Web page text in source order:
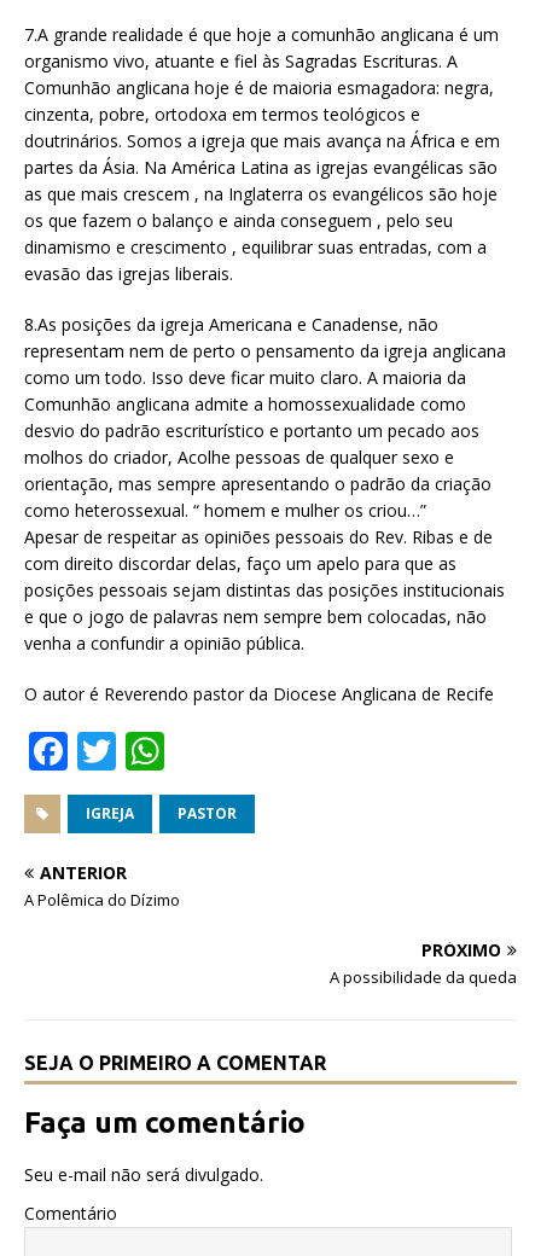
7.A grande realidade é que hoje a comunhão anglicana é um
organismo vivo, atuante e fiel às Sagradas Escrituras. A
Comunhão anglicana hoje é de maioria esmagadora: negra,
cinzenta, pobre, ortodoxa em termos teológicos e
doutrinários. Somos a igreja que mais avança na África e em
partes da Ásia. Na América Latina as igrejas evangélicas são
as que mais crescem , na Inglaterra os evangélicos são hoje
os que fazem o balanço e ainda conseguem , pelo seu
dinamismo e crescimento , equilibrar suas entradas, com a
evasão das igrejas liberais.
8.As posições da igreja Americana e Canadense, não
representam nem de perto o pensamento da igreja anglicana
como um todo. Isso deve ficar muito claro. A maioria da
Comunhão anglicana admite a homossexualidade como
desvio do padrão escriturístico e portanto um pecado aos
molhos do criador, Acolhe pessoas de qualquer sexo e
orientação, mas sempre apresentando o padrão da criação
como heterossexual. “ homem e mulher os criou…”
Apesar de respeitar as opiniões pessoais do Rev. Ribas e de
com direito discordar delas, faço um apelo para que as
posições pessoais sejam distintas das posições institucionais
e que o jogo de palavras nem sempre bem colocadas, não
venha a confundir a opinião pública.
O autor é Reverendo pastor da Diocese Anglicana de Recife
F
a
c
e
b
T
w
it
te
r
h
at
A
IGREJA PASTOR
ANTERIOR
A Polêmica do Dízimo
PRÓXIMO
A possibilidade da queda
SEJA O PRIMEIRO A COMENTAR
Faça um comentário
Seu e-mail não será divulgado.
Comentário